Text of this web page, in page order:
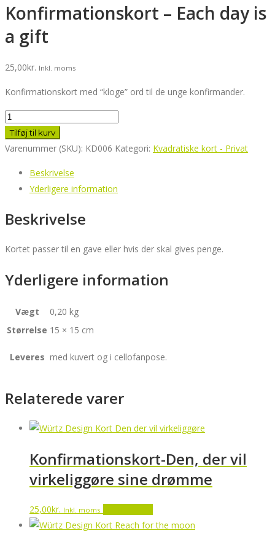
Konfirmationskort – Each day is
a gift
25,00kr. Inkl. moms
Konfirmationskort med “kloge” ord til de unge konfirmander.
Konfirmationskort
Each
antal
Tilføj til kurv
Varenummer (SKU): KD006 Kategori: Kvadratiske kort - Privat
Beskrivelse
Yderligere information
Beskrivelse
Kortet passer til en gave eller hvis der skal gives penge.
Yderligere information
Vægt
0,20 kg
Størrelse 15 × 15 cm
Leveres med kuvert og i cellofanpose.
Relaterede varer
Konfirmationskort-Den, der vil
virkeliggøre sine drømme
25,00kr. Inkl. moms